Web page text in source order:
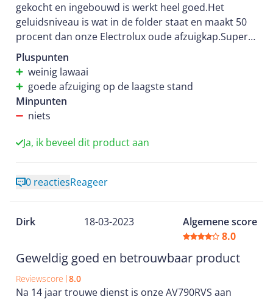
gekocht en ingebouwd is werkt heel goed.Het
geluidsniveau is wat in de folder staat en maakt 50
procent dan onze Electrolux oude afzuigkap.Super
goed product.
Pluspunten
weinig lawaai
goede afzuiging op de laagste stand
Minpunten
niets
Ja, ik beveel dit product aan
0 reactiesReageer
Dirk 18-03-2023
Algemene score
8.0
Geweldig goed en betrouwbaar product
Reviewscore 8.0
Na 14 jaar trouwe dienst is onze AV790RVS aan